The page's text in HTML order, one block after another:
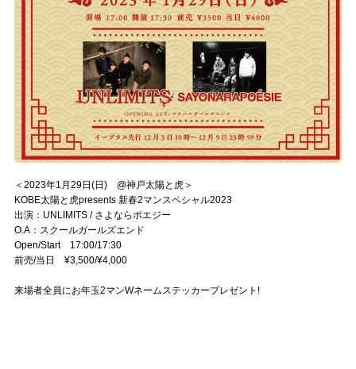
＜2023年1月29日(日) @神戸太陽と虎＞
KOBE太陽と虎presents 新春2マンスペシャル2023
出演：UNLIMITS / さよならポエジー
O.A：スクールガールズエンド
Open/Start 17:00/17:30
前売/当日 ¥3,500/¥4,000
来場者全員にお年玉2マンWネームステッカープレゼント!